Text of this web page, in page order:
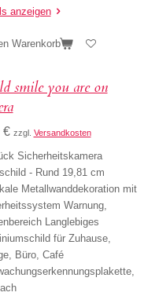
anzeigen
Warenkorb
smile you are on
€ zzgl. Versandkosten
Sicherheitskamera
- Rund 19,81 cm
Metallwanddekoration mit
Warnung,
Langlebiges
für Zuhause,
Büro, Café